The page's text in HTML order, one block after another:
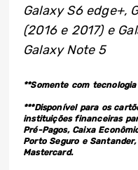
Galaxy S6 edge+,
(2016 e 2017) e
Galaxy Note 5
**Somente com tecnologia
***Disponível para os
instituições financeiras
Pré-Pagos, Caixa
Porto Seguro e
Mastercard.